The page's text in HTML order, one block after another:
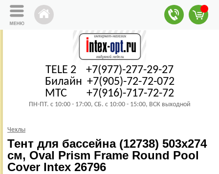
TELE 2 +7(977)-277-29-27
Билайн +7(905)-72-72-072
МТС +7(916)-717-72-72
ПН-ПТ. с 10:00 - 17:00, СБ. с 10:00 - 15:00, ВСК выходной
Чехлы
Тент для бассейна (12738) 503х274
см, Oval Prism Frame Round Pool
Cover Intex 26796